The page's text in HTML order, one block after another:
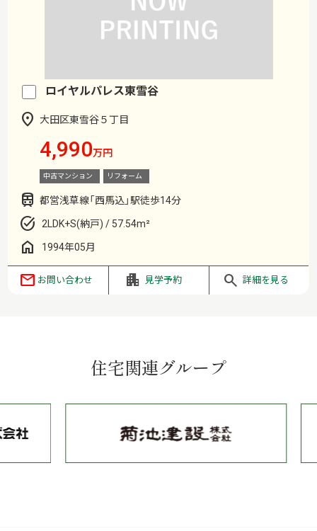
ロイヤルパレス東雪谷
大田区東雪谷５丁目
4,990万円
中古マンション リフォーム
都営浅草線「西馬込」駅徒歩14分
2LDK+S(納戸) / 57.54m²
1994年05月
お問い合わせ 見学予約 詳細を見る
住宅関連グループ